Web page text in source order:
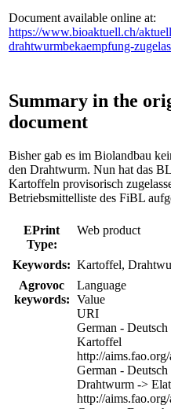
Document available online at:
https://www.bioaktuell.ch/
drahtwurmbekaempfung-
Summary in the
document
Bisher gab es im Biolandbau
den Drahtwurm. Nun hat das
Kartoffeln provisorisch
Betriebsmittelliste des FiBL
EPrint
Type:
Web product
Keywords: Kartoffel,
Agrovoc
keywords:
Language
Value
URI
German - Deutsch
Kartoffel
http://
German - Deutsch
Drahtwurm ->
http://